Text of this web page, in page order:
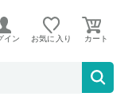
イン お気に入り
トキャリー ス